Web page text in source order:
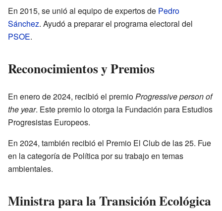
En 2015, se unió al equipo de expertos de Pedro
Sánchez. Ayudó a preparar el programa electoral del
PSOE.
Reconocimientos y Premios
En enero de 2024, recibió el premioProgressive person of
the year. Este premio lo otorga la Fundación para Estudios
Progresistas Europeos.
En 2024, también recibió el Premio El Club de las 25. Fue
en la categoría de Política por su trabajo en temas
ambientales.
Ministra para la Transición Ecológica